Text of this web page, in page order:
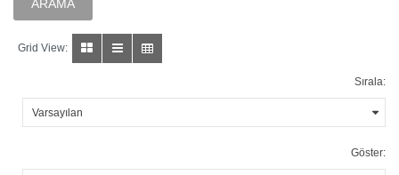
Grid View:
Sırala:
Göster: